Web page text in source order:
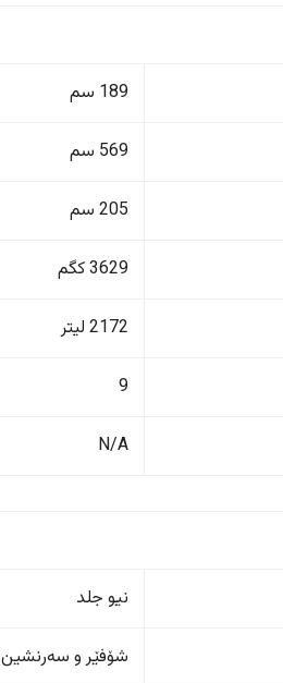
189 سم
569 سم
205 سم
3629 کگم
2172 لیتر
9
N/A
نیو جلد
شۆفێر و سەرنشین